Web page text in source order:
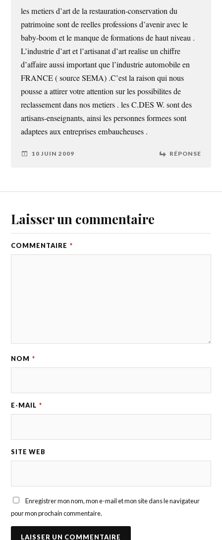
les metiers d’art de la restauration-conservation du
patrimoine sont de reelles professions d’avenir avec le
baby-boom et le manque de formations de haut niveau .
L’industrie d’art et l’artisanat d’art realise un chiffre
d’affaire aussi important que l’industrie automobile en
FRANCE ( source SEMA) .C’est la raison qui nous
pousse a attirer votre attention sur les possibilites de
reclassement dans nos metiers . les C.DES W. sont des
artisans-enseignants, ainsi les personnes formees sont
adaptees aux entreprises embaucheuses .
10 JUIN 2009 RÉPONSE
Laisser un commentaire
COMMENTAIRE *
NOM *
E-MAIL *
SITE WEB
Enregistrer mon nom, mon e-mail et mon site dans le navigateur
pour mon prochain commentaire.